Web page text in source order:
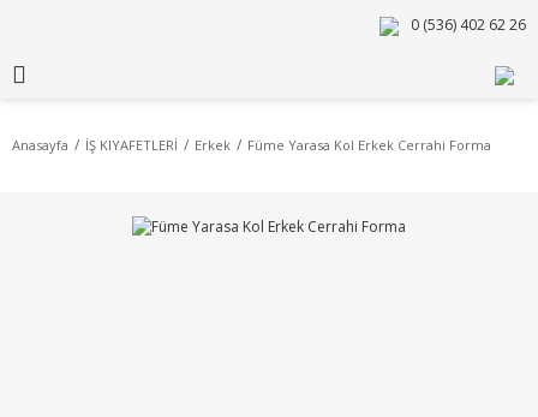
0 (536) 402 62 26
Anasayfa İŞ KIYAFETLERİ Erkek Füme Yarasa Kol Erkek Cerrahi Forma